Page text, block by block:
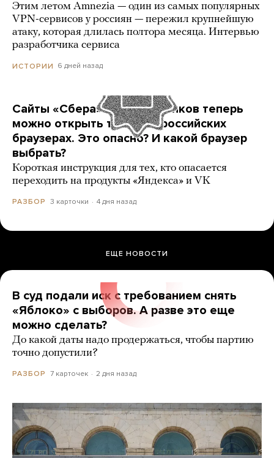
Этим летом Amnezia — один из самых популярных
VPN-сервисов у россиян — пережил крупнейшую
атаку, которая длилась полтора месяца. Интервью
разработчика сервиса
ИСТОРИИ 6 дней назад
Сайты «Сбера» и других банков теперь
можно открыть только в российских
браузерах. Это опасно? И какой браузер
выбрать?
Короткая инструкция для тех, кто опасается
переходить на продукты «Яндекса» и VK
РАЗБОР 3 карточки 4 дня назад
ЕЩЕ НОВОСТИ
В суд подали иск с требованием снять
«Яблоко» с выборов. А разве это еще
можно сделать?
До какой даты надо продержаться, чтобы партию
точно допустили?
РАЗБОР 7 карточек 2 дня назад